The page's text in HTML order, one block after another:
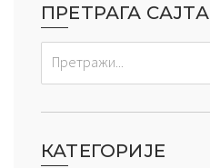
ПРЕТРАГА САЈТА
КАТЕГОРИЈЕ